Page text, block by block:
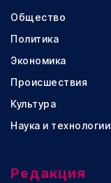
Общество
Политика
Экономика
Происшествия
Культура
Наука и технологии
Редакция